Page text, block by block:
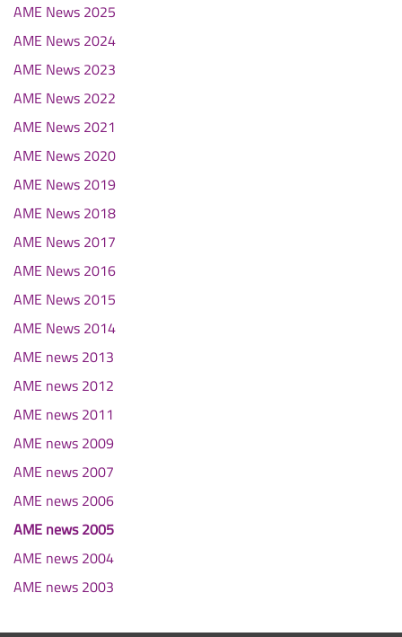
AME News 2025
AME News 2024
AME News 2023
AME News 2022
AME News 2021
AME News 2020
AME News 2019
AME News 2018
AME News 2017
AME News 2016
AME News 2015
AME News 2014
AME news 2013
AME news 2012
AME news 2011
AME news 2009
AME news 2007
AME news 2006
AME news 2005
AME news 2004
AME news 2003